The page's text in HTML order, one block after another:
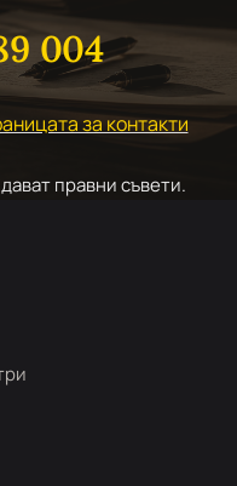
004
за контакти
правни съвети.